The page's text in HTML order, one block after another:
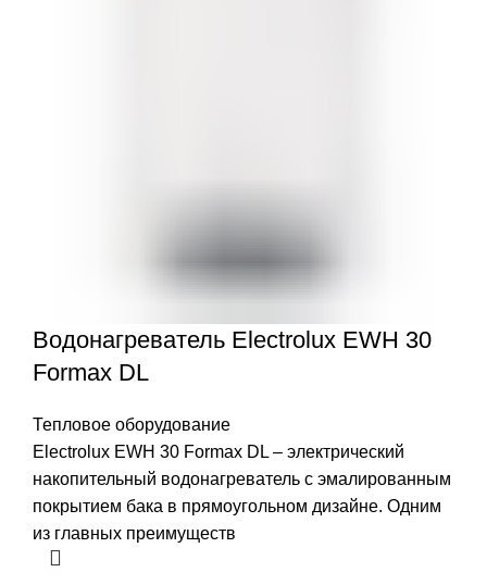
Водонагреватель Electrolux EWH 30
Formax DL
Тепловое оборудование
Electrolux EWH 30 Formax DL – электрический
накопительный водонагреватель с эмалированным
покрытием бака в прямоугольном дизайне. Одним
из главных преимуществ